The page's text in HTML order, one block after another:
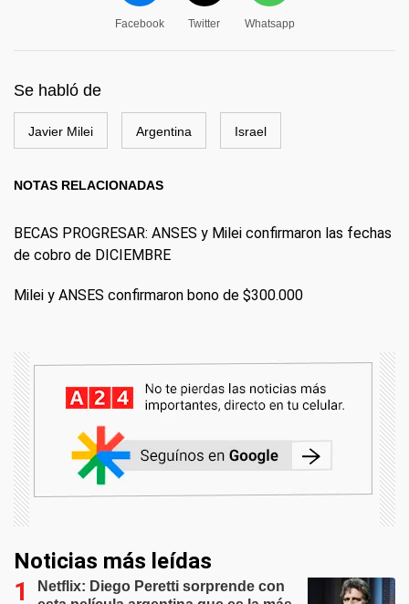
Facebook Twitter Whatsapp
Se habló de
Javier Milei Argentina Israel
NOTAS RELACIONADAS
BECAS PROGRESAR: ANSES y Milei confirmaron las fechas
de cobro de DICIEMBRE
Milei y ANSES confirmaron bono de $300.000
Noticias más leídas
Netflix: Diego Peretti sorprende con